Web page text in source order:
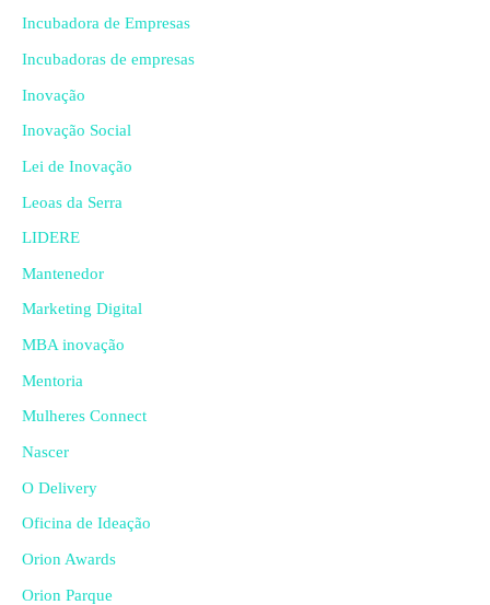
Incubadora de Empresas
Incubadoras de empresas
Inovação
Inovação Social
Lei de Inovação
Leoas da Serra
LIDERE
Mantenedor
Marketing Digital
MBA inovação
Mentoria
Mulheres Connect
Nascer
O Delivery
Oficina de Ideação
Orion Awards
Orion Parque